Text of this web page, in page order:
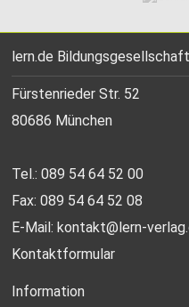
lern.de
Fürstenrieder Str. 52
80686 München
Tel.: 089 54 64 52 00
Fax: 089 54 64 52 08
E-Mail:kontakt@lern-
Kontaktformular
Information